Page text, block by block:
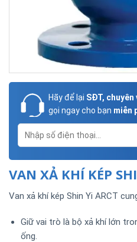
Hãy để lại SĐT, chuyên
gọi ngay cho bạn miễn
VAN XẢ KHÍ KÉP
Van xả khí kép Shin Yi ARCT
Giữ vai trò là bộ xả khí lớn
ống.